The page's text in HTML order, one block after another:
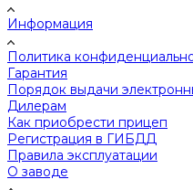
Информация
Политика
Гарантия
Порядок выдачи
Дилерам
Как приобрести прицеп
Регистрация в ГИБДД
Правила эксплуатации
О заводе